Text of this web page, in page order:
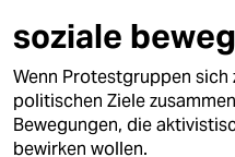
kultur
sport
soziale
Wenn Protestgruppen sich
politischen Ziele
Bewegungen, die
bewirken wollen.